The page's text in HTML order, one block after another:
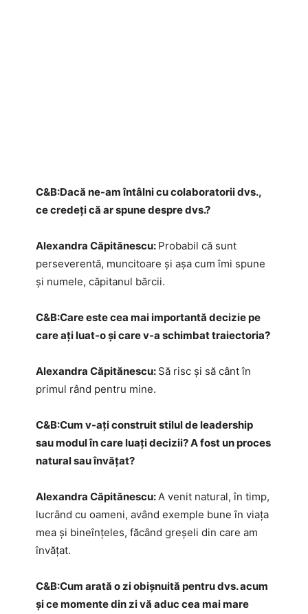
C&B:​Dacă ne-am întâlni cu colaboratorii dvs.,
ce credeți că ar spune despre dvs.?
Alexandra Căpitănescu: Probabil că sunt
perseverentă, muncitoare și așa cum îmi spune
și numele, căpitanul bărcii.
​C&B:​Care este cea mai importantă decizie pe
care ați luat-o și care v-a schimbat traiectoria?
Alexandra Căpitănescu: Să risc și să cânt în
primul rând pentru mine.
C&B:​Cum v-ați construit stilul de leadership
sau modul în care luați decizii? A fost un proces
natural sau învățat?
Alexandra Căpitănescu:A venit natural, în timp,
lucrând cu oameni, având exemple bune în viața
mea și bineînțeles, făcând greșeli din care am
învățat.
C&B:​Cum arată o zi obișnuită pentru dvs. acum
și ce momente din zi vă aduc cea mai mare